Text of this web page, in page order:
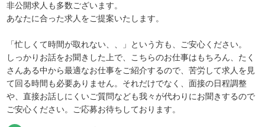
非公開求人も多数ございます。
あなたに合った求人をご提案いたします。
「忙しくて時間が取れない、、」という方も、ご安心ください。
しっかりお話をお聞きした上で、こちらのお仕事はもちろん、たく
さんある中から最適なお仕事をご紹介するので、苦労して求人を見
て回る時間も必要ありません。それだけでなく、面接の日程調整
や、直接お話しにくいご質問なども我々が代わりにお聞きするので
ご安心ください。ご応募お待ちしております。